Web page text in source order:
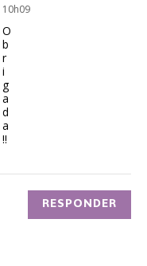
10h09
O
b
r
i
g
a
d
a
!!
RESPONDER